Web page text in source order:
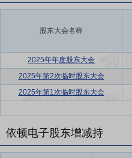
股东大会名称
2025年年度股东大会
2025年第2次临时股东大会
2025年第1次临时股东大会
依顿电子股东增减持